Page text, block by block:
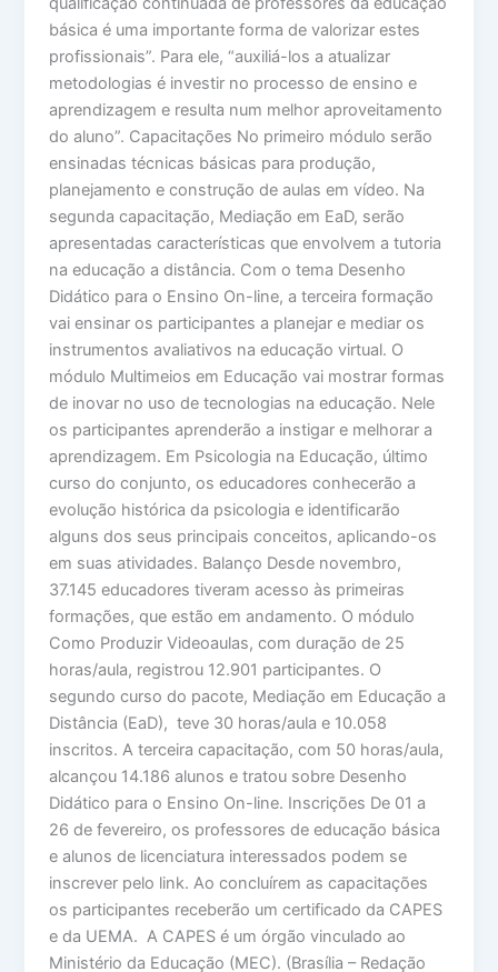
básica é uma importante forma de valorizar estes
profissionais”. Para ele, “auxiliá-los a atualizar
metodologias é investir no processo de ensino e
aprendizagem e resulta num melhor aproveitamento
do aluno”. Capacitações No primeiro módulo serão
ensinadas técnicas básicas para produção,
planejamento e construção de aulas em vídeo. Na
segunda capacitação, Mediação em EaD, serão
apresentadas características que envolvem a tutoria
na educação a distância. Com o tema Desenho
Didático para o Ensino On-line, a terceira formação
vai ensinar os participantes a planejar e mediar os
instrumentos avaliativos na educação virtual. O
módulo Multimeios em Educação vai mostrar formas
de inovar no uso de tecnologias na educação. Nele
os participantes aprenderão a instigar e melhorar a
aprendizagem. Em Psicologia na Educação, último
curso do conjunto, os educadores conhecerão a
evolução histórica da psicologia e identificarão
alguns dos seus principais conceitos, aplicando-os
em suas atividades. Balanço Desde novembro,
37.145 educadores tiveram acesso às primeiras
formações, que estão em andamento. O módulo
Como Produzir Videoaulas, com duração de 25
horas/aula, registrou 12.901 participantes. O
segundo curso do pacote, Mediação em Educação a
Distância (EaD), teve 30 horas/aula e 10.058
inscritos. A terceira capacitação, com 50 horas/aula,
alcançou 14.186 alunos e tratou sobre Desenho
Didático para o Ensino On-line. Inscrições De 01 a
26 de fevereiro, os professores de educação básica
e alunos de licenciatura interessados podem se
inscrever pelo link. Ao concluírem as capacitações
os participantes receberão um certificado da CAPES
e da UEMA. A CAPES é um órgão vinculado ao
Ministério da Educação (MEC). (Brasília – Redação